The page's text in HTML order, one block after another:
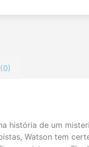
história de um
Watson tem